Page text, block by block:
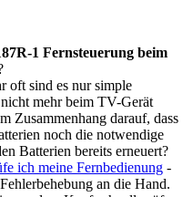
1 Fernsteuerung beim
oft sind es nur simple
mehr beim TV-Gerät
Zusammenhang darauf, dass
noch die notwendige
Batterien bereits erneuert?
ich meine Fernbedienung -
an die Hand.